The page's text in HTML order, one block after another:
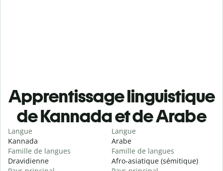
Apprentissage linguistique
de Kannada et de Arabe
Langue
Kannada
Famille de langues
Dravidienne
Langue
Arabe
Famille de langues
Afro-asiatique (sémitique)